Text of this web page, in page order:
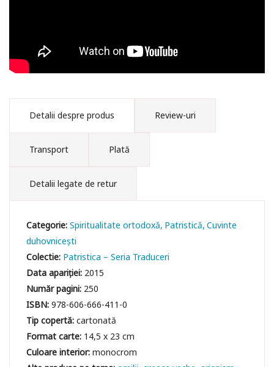
Detalii despre produs Review-uri
Transport Plată
Detalii legate de retur
Categorie:Spiritualitate ortodoxă Patristică Cuvinte
duhovniceşti
Colectie: Patristica – Seria Traduceri
Data apariției: 2015
Număr pagini: 250
ISBN:978-606-666-411-0
Tip copertă:cartonată
Format carte: 14,5 x 23 cm
Culoare interior:monocrom